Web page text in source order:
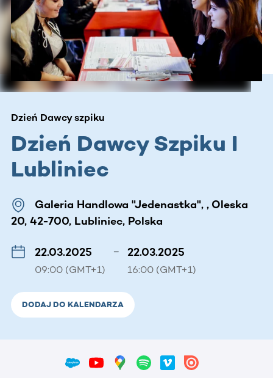
Dzień Dawcy szpiku
Dzień Dawcy Szpiku I
Lubliniec
Galeria Handlowa "Jedenastka", , Oleska
20, 42-700, Lubliniec, Polska
22.03.2025
09:00 (GMT+1)
– 22.03.2025
16:00 (GMT+1)
DODAJ DO KALENDARZA